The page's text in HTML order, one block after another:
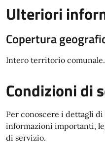
Ulteriori
Copertura
Intero territorio comunale.
Condizioni di
Per conoscere i dettagli
informazioni importanti,
di servizio.